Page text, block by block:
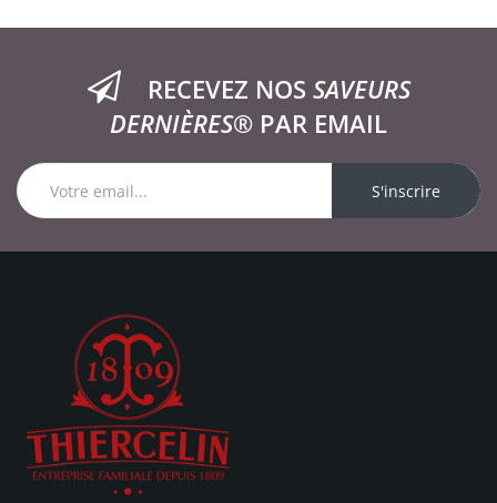
RECEVEZ NOS SAVEURS
DERNIÈRES® PAR EMAIL
S'inscrire